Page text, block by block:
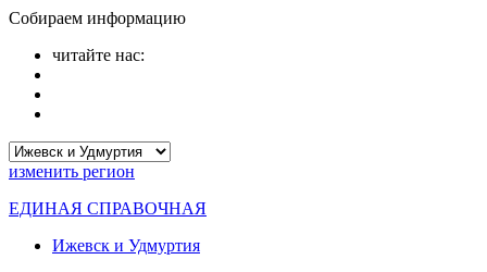
Собираем информацию
читайте нас:
изменить регион
ЕДИНАЯ СПРАВОЧНАЯ
Ижевск и Удмуртия